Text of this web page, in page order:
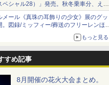
ペシャル28）」発売。秋冬乗車分、えき
限定
メール《真珠の耳飾りの少女》展のグッ
。図録/ミッフィー/葬送のフリーレンほ
もっと見る
すめ記事
8月開催の花火大会まとめ。